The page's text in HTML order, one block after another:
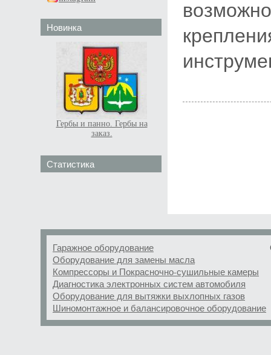
Новинка
Гербы и панно. Гербы на
заказ.
Статистика
Гаражное оборудование
Оборудование для замены масла
Компрессоры и Покрасночно-сушильные камеры
Диагностика электронных систем автомобиля
Оборудование для вытяжки выхлопных газов
Шиномонтажное и балансировочное оборудование